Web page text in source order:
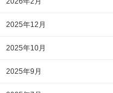
2025年12月
2025年10月
2025年9月